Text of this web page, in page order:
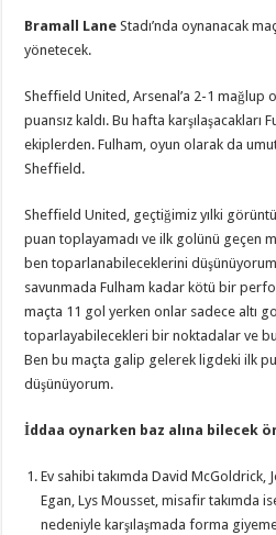
Bramall Lane Stadı’nda oynanacak
yönetecek.
Sheffield United, Arsenal’a 2-1 mağlup
puansız kaldı. Bu hafta karşılaşacakları
ekiplerden. Fulham, oyun olarak da
Sheffield.
Sheffield United, geçtiğimiz yılki
puan toplayamadı ve ilk golünü geçen
ben toparlanabileceklerini
savunmada Fulham kadar kötü bir
maçta 11 gol yerken onlar sadece altı
toparlayabilecekleri bir noktadalar ve
Ben bu maçta galip gelerek ligdeki ilk
düşünüyorum.
İddaa oynarken baz alına bilecek
Ev sahibi takımda David McGoldrick,
Egan, Lys Mousset, misafir takımda
nedeniyle karşılaşmada forma